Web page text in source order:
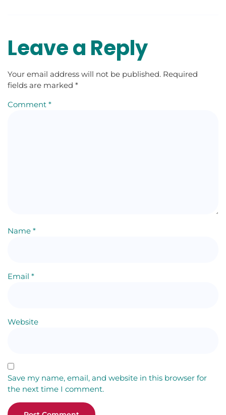
Leave a Reply
Your email address will not be published. Required
fields are marked *
Comment *
Name *
Email *
Website
Save my name, email, and website in this browser for
the next time I comment.